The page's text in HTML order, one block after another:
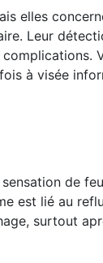
elles
Leur
à visée
de
est lié au
surtout